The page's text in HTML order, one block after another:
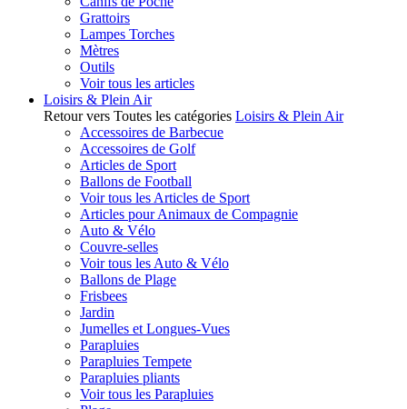
Grattoirs
Lampes Torches
Mètres
Outils
Voir tous les articles
Loisirs & Plein Air
Retour vers Toutes les catégories Loisirs & Plein Air
Accessoires de Barbecue
Accessoires de Golf
Articles de Sport
Ballons de Football
Voir tous les Articles de Sport
Articles pour Animaux de Compagnie
Auto & Vélo
Couvre-selles
Voir tous les Auto & Vélo
Ballons de Plage
Frisbees
Jardin
Jumelles et Longues-Vues
Parapluies
Parapluies Tempete
Parapluies pliants
Voir tous les Parapluies